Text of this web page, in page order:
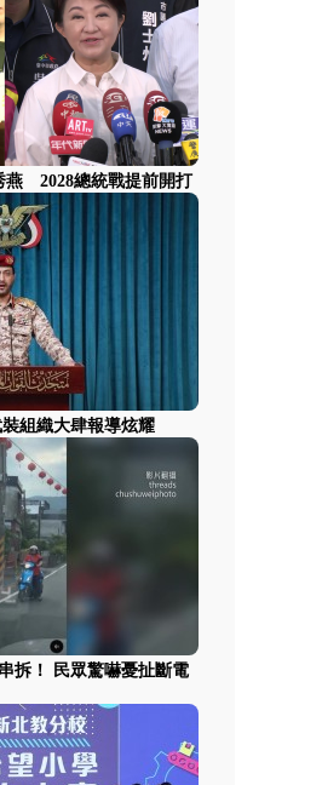
燕 2028總統戰提前開打
組織大肆報導炫耀
拆！ 民眾驚嚇憂扯斷電